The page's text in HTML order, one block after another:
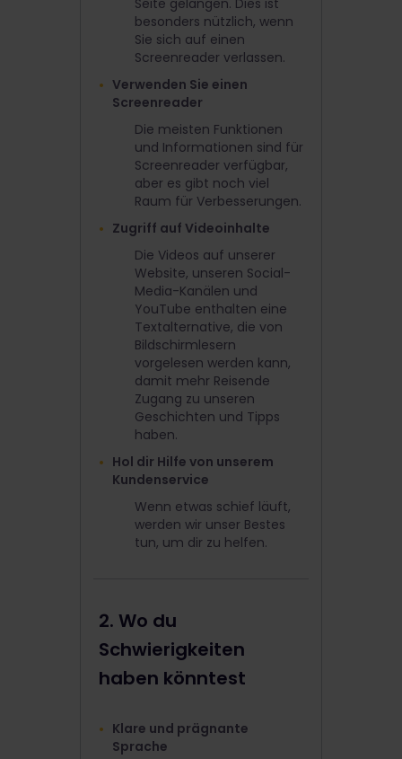
Seite gelangen. Dies ist
besonders nützlich, wenn
Sie sich auf einen
Screenreader verlassen.
Verwenden Sie einen
Screenreader
Die meisten Funktionen
und Informationen sind für
Screenreader verfügbar,
aber es gibt noch viel
Raum für Verbesserungen.
Zugriff auf Videoinhalte
Die Videos auf unserer
Website, unseren Social-
Media-Kanälen und
YouTube enthalten eine
Textalternative, die von
Bildschirmlesern
vorgelesen werden kann,
damit mehr Reisende
Zugang zu unseren
Geschichten und Tipps
haben.
Hol dir Hilfe von unserem
Kundenservice
Wenn etwas schief läuft,
werden wir unser Bestes
tun, um dir zu helfen.
2. Wo du
Schwierigkeiten
haben könntest
Klare und prägnante
Sprache